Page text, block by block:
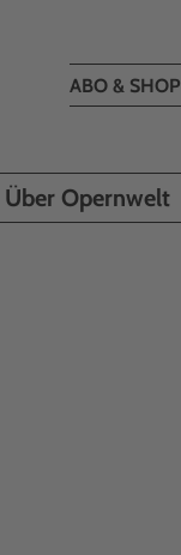
ABO & SHOP
Über Opernwelt